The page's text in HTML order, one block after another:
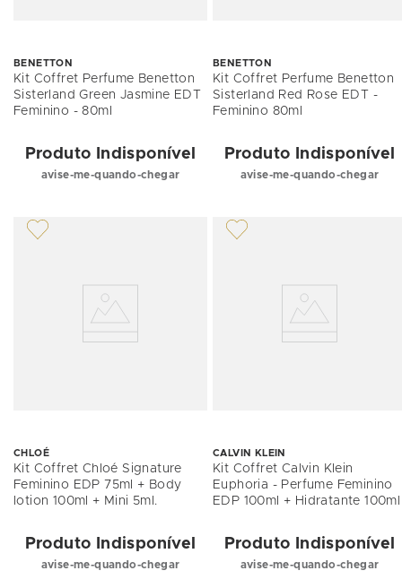
BENETTON
Kit Coffret Perfume Benetton
Sisterland Green Jasmine EDT
Feminino - 80ml
Produto Indisponível
avise-me-quando-chegar
BENETTON
Kit Coffret Perfume Benetton
Sisterland Red Rose EDT -
Feminino 80ml
Produto Indisponível
avise-me-quando-chegar
CHLOÉ
Kit Coffret Chloé Signature
Feminino EDP 75ml + Body
lotion 100ml + Mini 5ml.
Produto Indisponível
avise-me-quando-chegar
CALVIN KLEIN
Kit Coffret Calvin Klein
Euphoria - Perfume Feminino
EDP 100ml + Hidratante 100ml
Produto Indisponível
avise-me-quando-chegar